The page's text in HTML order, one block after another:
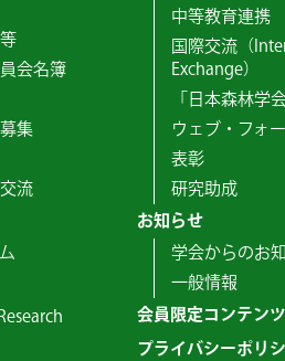
会名簿
集
流
中等教育連携
国際交流（
Exchange）
「日本森林学
ウェブ・フォ
表彰
研究助成
お知らせ
学会からのお
一般情報
会員限定コンテンツ
プライバシーポリ